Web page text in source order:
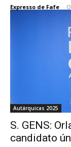
Expresso de Fafe -
Autárquicas 2025
S. GENS:
candidato